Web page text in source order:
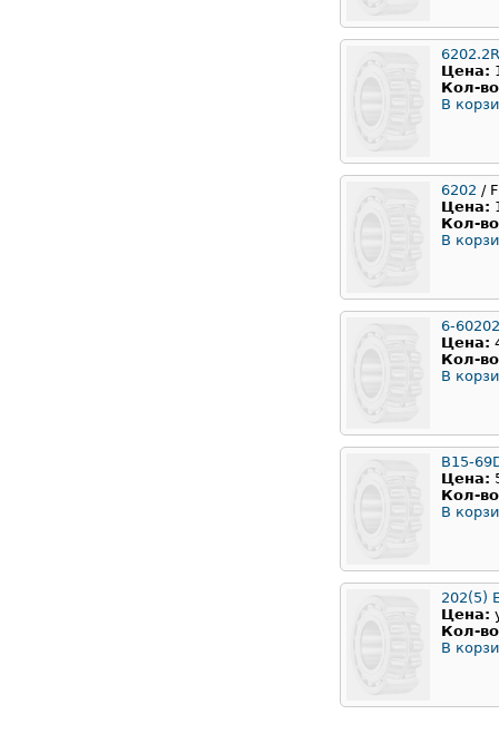
Цена:
Кол-
В
6202 /
Цена:
Кол-
В
6-
Цена:
Кол-
В
B15-
Цена:
Кол-
В
202(5)
Цена:
Кол-
В